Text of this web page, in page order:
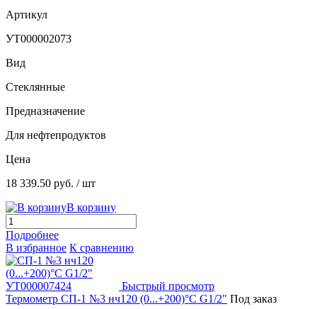
Артикул
УТ000002073
Вид
Стеклянные
Предназначение
Для нефтепродуктов
Цена
18 339.50 руб. / шт
В корзину
Подробнее
В избранное К сравнению
Быстрый просмотр
Термометр СП-1 №3 нч120 (0...+200)°C G1/2" Под заказ